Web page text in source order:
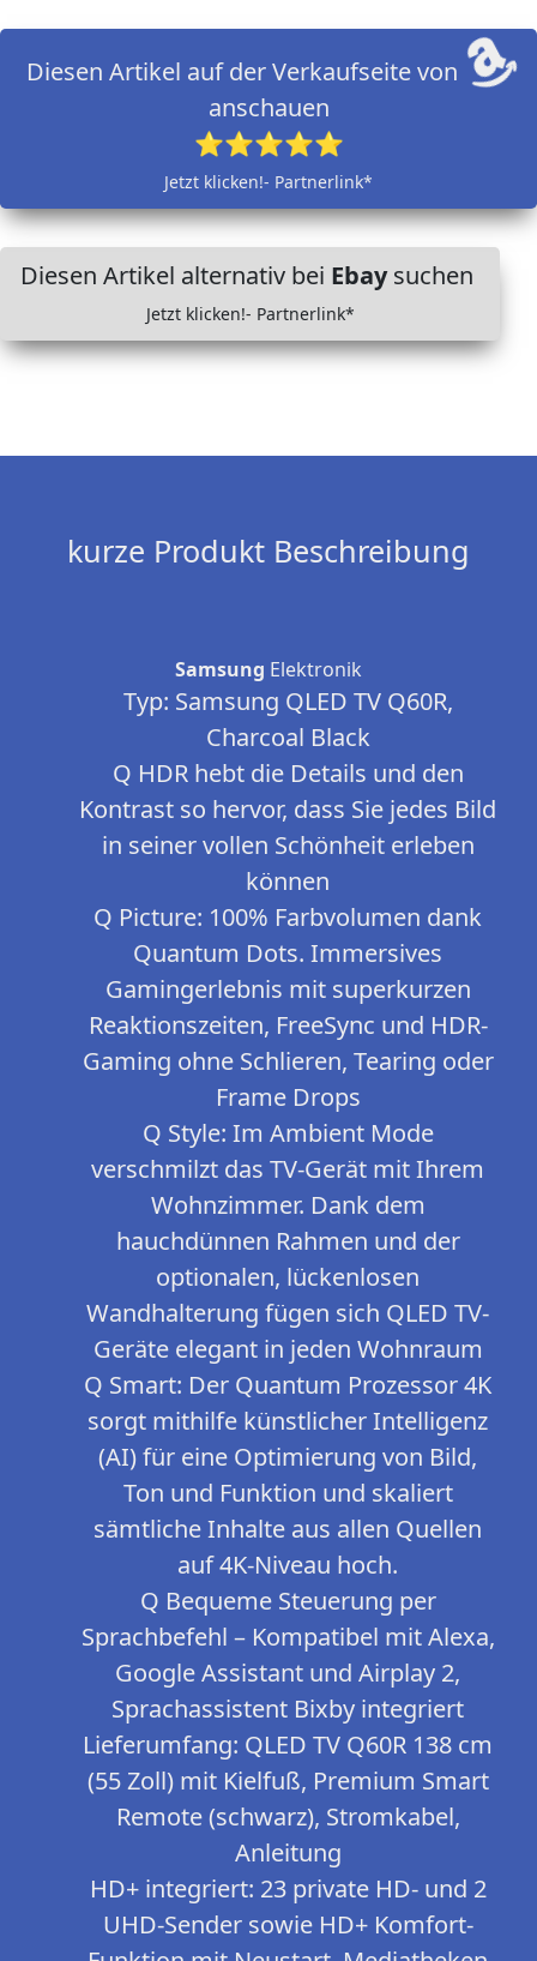
Diesen Artikel auf der Verkaufseite von
anschauen
⭐⭐⭐⭐⭐
Jetzt klicken!- Partnerlink*
Diesen Artikel alternativ bei Ebaysuchen
Jetzt klicken!- Partnerlink*
kurze Produkt Beschreibung
Samsung Elektronik
Typ: Samsung QLED TV Q60R,
Charcoal Black
Q HDR hebt die Details und den
Kontrast so hervor, dass Sie jedes Bild
in seiner vollen Schönheit erleben
können
Q Picture: 100% Farbvolumen dank
Quantum Dots. Immersives
Gamingerlebnis mit superkurzen
Reaktionszeiten, FreeSync und HDR-
Gaming ohne Schlieren, Tearing oder
Frame Drops
Q Style: Im Ambient Mode
verschmilzt das TV-Gerät mit Ihrem
Wohnzimmer. Dank dem
hauchdünnen Rahmen und der
optionalen, lückenlosen
Wandhalterung fügen sich QLED TV-
Geräte elegant in jeden Wohnraum
Q Smart: Der Quantum Prozessor 4K
sorgt mithilfe künstlicher Intelligenz
(AI) für eine Optimierung von Bild,
Ton und Funktion und skaliert
sämtliche Inhalte aus allen Quellen
auf 4K-Niveau hoch.
Q Bequeme Steuerung per
Sprachbefehl – Kompatibel mit Alexa,
Google Assistant und Airplay 2,
Sprachassistent Bixby integriert
Lieferumfang: QLED TV Q60R 138 cm
(55 Zoll) mit Kielfuß, Premium Smart
Remote (schwarz), Stromkabel,
Anleitung
HD+ integriert: 23 private HD- und 2
UHD-Sender sowie HD+ Komfort-